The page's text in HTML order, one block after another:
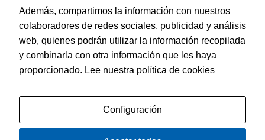
28970 • Humanes de Madrid (Madrid)
ESPAÑA
Aviso legal
Política de cookies
Además, compartimos la información con nuestros
colaboradores de redes sociales, publicidad y análisis
web, quienes podrán utilizar la información recopilada
y combinarla con otra información que les haya
proporcionado. Lee nuestra política de cookies
Configuración